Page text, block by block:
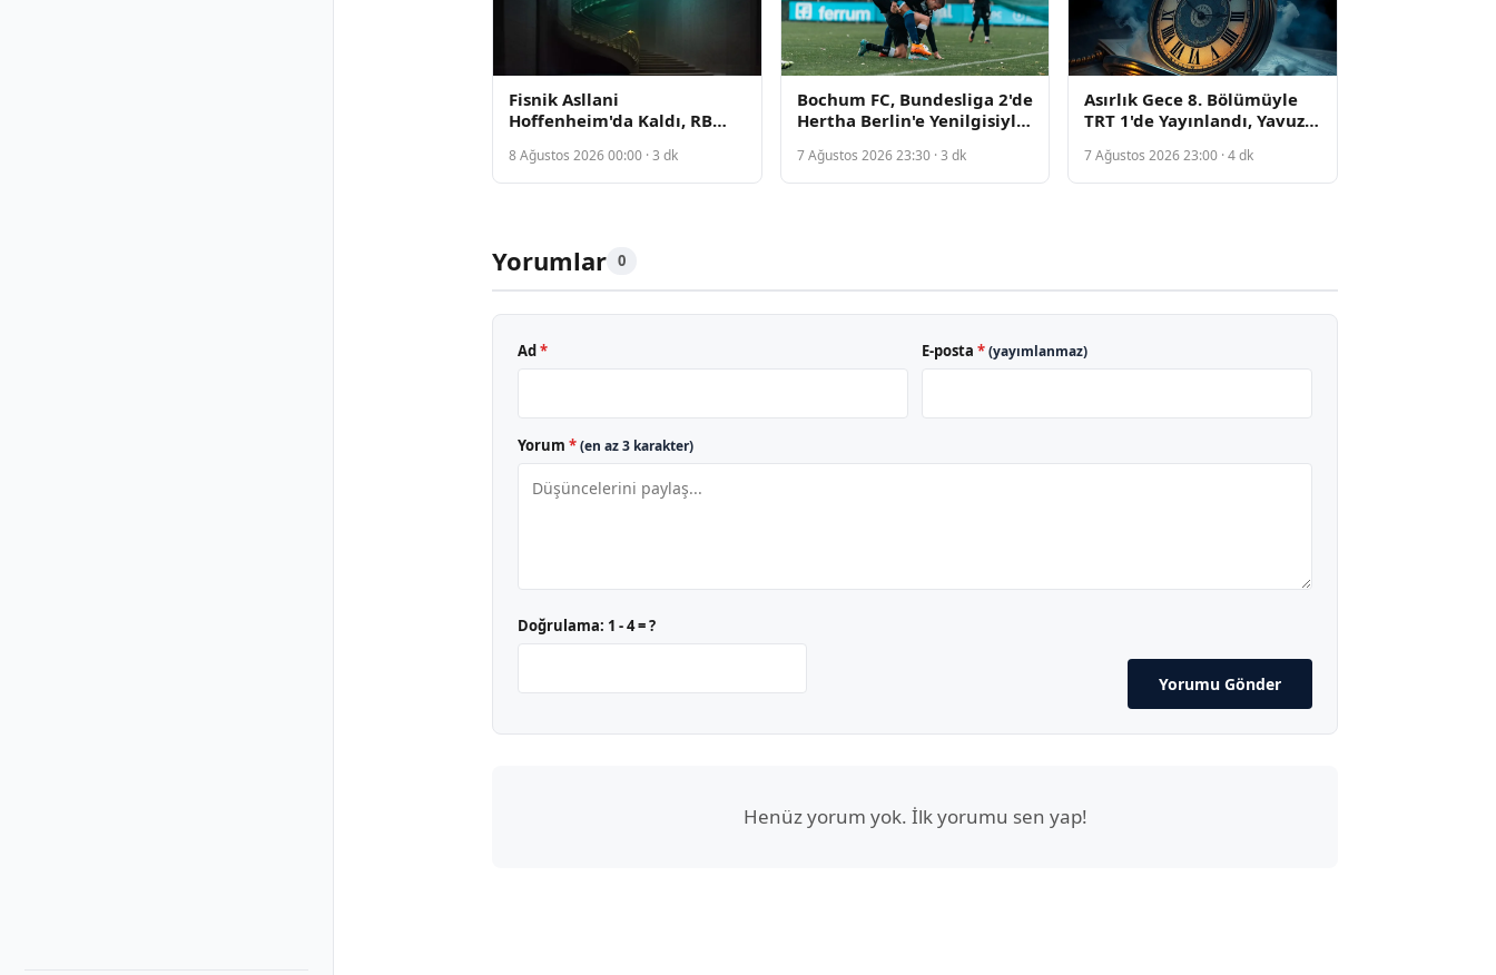
Fisnik Asllani
Hoffenheim'da Kaldı, RB
Nedenlerle Çöktü
8 Ağustos 2026 00:00 · 3 dk
Bochum FC, Bundesliga 2'de
Hertha Berlin'e Yenilgisiyle
7 Ağustos 2026 23:30 · 3 dk
Asırlık Gece 8. Bölümüyle
TRT 1'de Yayınlandı, Yavuz
Sorumluluğunu Açıkladı
7 Ağustos 2026 23:00 · 4 dk
Yorumlar 0
Ad * E-posta *(yayımlanmaz)
Yorum *(en az 3 karakter)
Doğrulama: 1 - 4 = ?
Yorumu Gönder
Henüz yorum yok. İlk yorumu sen yap!